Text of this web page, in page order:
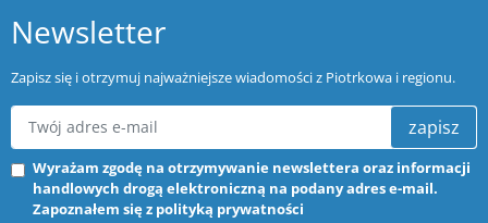
Newsletter
Zapisz się i otrzymuj najważniejsze wiadomości z Piotrkowa i regionu.
zapisz
Wyrażam zgodę na otrzymywanie newslettera oraz informacji
handlowych drogą elektroniczną na podany adres e-mail.
Zapoznałem się z polityką prywatności